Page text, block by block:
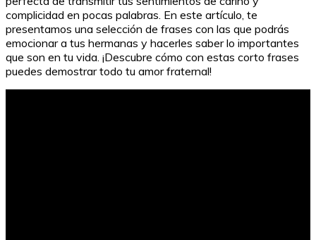
complicidad en pocas palabras. En este artículo, te
presentamos una selección de frases con las que podrás
emocionar a tus hermanas y hacerles saber lo importantes
que son en tu vida. ¡Descubre cómo con estas corto frases
puedes demostrar todo tu amor fraternal!